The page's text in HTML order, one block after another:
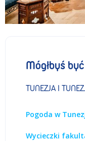
Mógłbyś
TUNEZJA I
Pogoda w
Wycieczki